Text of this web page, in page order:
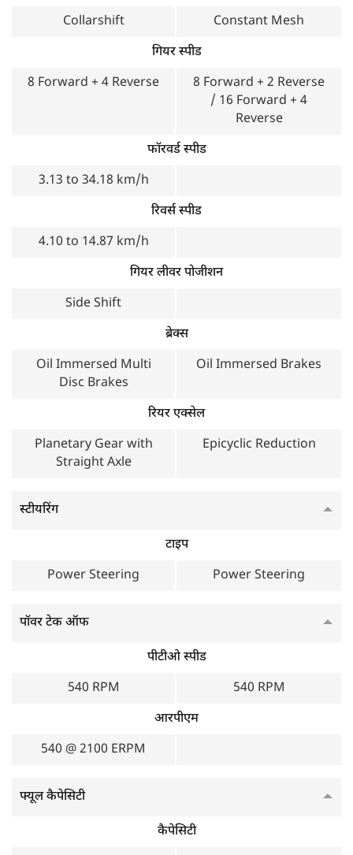
Collarshift
Constant Mesh
गियर स्पीड
8 Forward + 4 Reverse
8 Forward + 2 Reverse
/ 16 Forward + 4
Reverse
फॉरवर्ड स्पीड
3.13 to 34.18 km/h
रिवर्स स्पीड
4.10 to 14.87 km/h
गियर लीवर पोजीशन
Side Shift
ब्रेक्स
Oil Immersed Multi
Disc Brakes
Oil Immersed Brakes
रियर एक्सेल
Planetary Gear with
Straight Axle
Epicyclic Reduction
स्टीयरिंग
टाइप
Power Steering
Power Steering
पॉवर टेक ऑफ
पीटीओ स्पीड
540 RPM
540 RPM
आरपीएम
540 @ 2100 ERPM
फ्यूल कैपेसिटी
कैपेसिटी